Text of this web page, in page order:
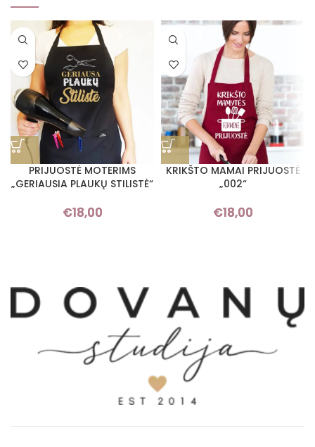
PRIJUOSTĖ MOTERIMS
„GERIAUSIA PLAUKŲ STILISTĖ“
€18,00
KRIKŠTO MAMAI PRIJUOSTĖ
„002“
€18,00